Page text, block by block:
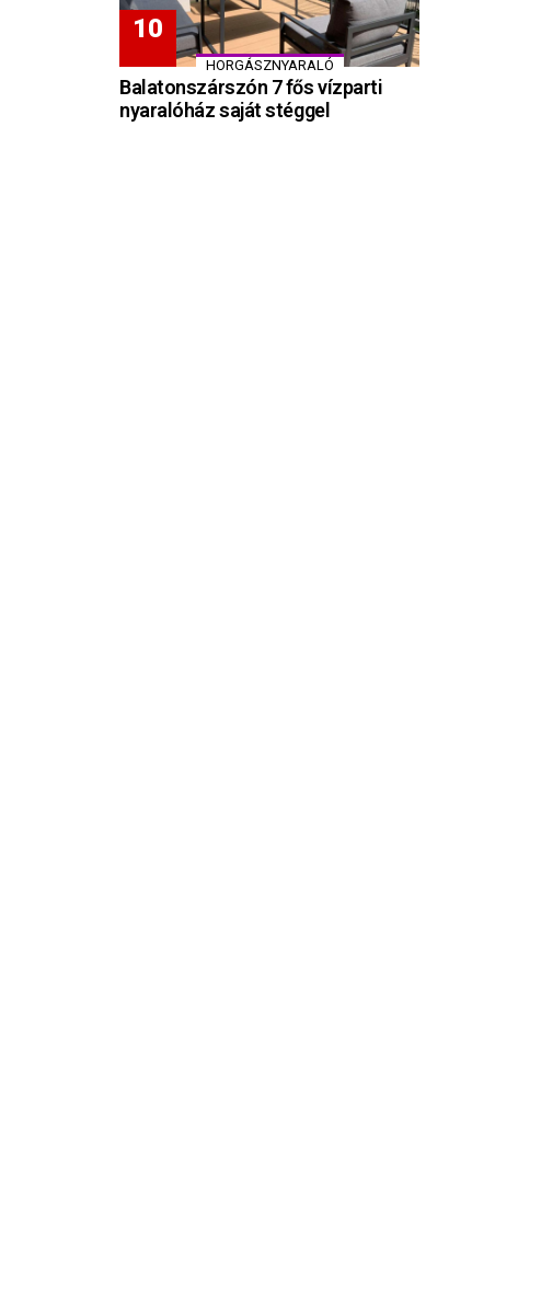
HORGÁSZNYARALÓ
Balatonszárszón 7 fős vízparti
nyaralóház saját stéggel